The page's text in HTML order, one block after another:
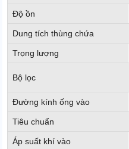
Độ ồn
Dung tích thùng chứa
Trọng lượng
Bộ lọc
Đường kính ống vào
Tiêu chuẩn
Áp suất khí vào